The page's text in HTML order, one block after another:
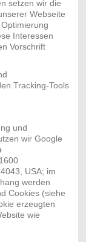
setzen wir die
Webseite
Interessen
Vorschrift
Tracking-Tools
und
wir Google
USA; im
werden
Cookies (siehe
erzeugten
wie